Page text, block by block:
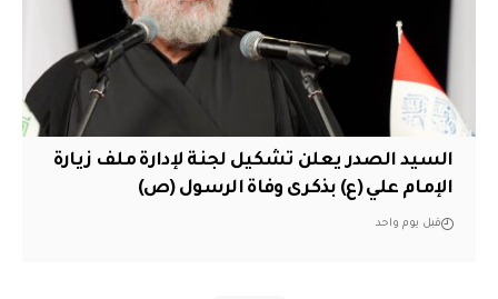
السيد الصدر يعلن تشكيل لجنة لإدارة ملف زيارة
الإمام علي (ع) بذكرى وفاة الرسول (ص)
قبل يوم واحد